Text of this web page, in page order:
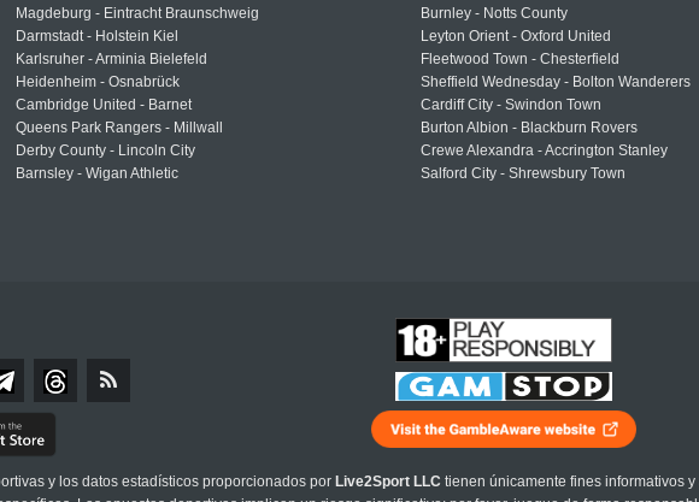
Magdeburg - Eintracht Braunschweig
Darmstadt - Holstein Kiel
Karlsruher - Arminia Bielefeld
Heidenheim - Osnabrück
Cambridge United - Barnet
Queens Park Rangers - Millwall
Derby County - Lincoln City
Barnsley - Wigan Athletic
Burnley - Notts County
Leyton Orient - Oxford United
Fleetwood Town - Chesterfield
Sheffield Wednesday - Bolton Wanderers
Cardiff City - Swindon Town
Burton Albion - Blackburn Rovers
Crewe Alexandra - Accrington Stanley
Salford City - Shrewsbury Town
y los datos estadísticos proporcionados por Live2Sport LLC tienen únicamente fines informativos